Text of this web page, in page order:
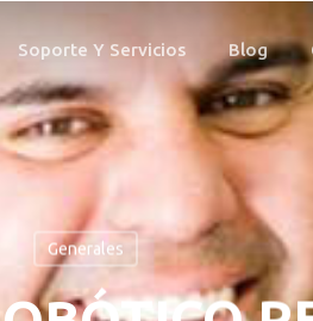
Soporte Y Servicios Blog
Generales